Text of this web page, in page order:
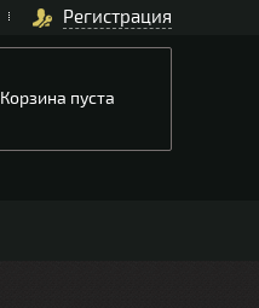
Регистрация
Корзина пуста